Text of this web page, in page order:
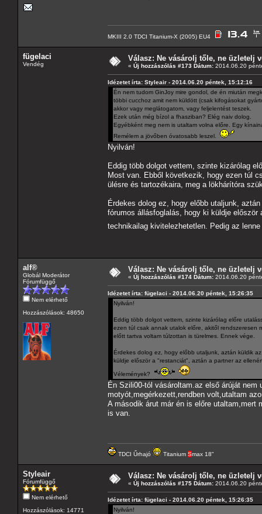
MKIII 2.0 TDCI Titanium-X (2005) EU4
fügelaci
Vendég
Válasz: Ne vásárolj tőle, ne üzletelj
« Új hozzászólás #173 Dátum: 2014.06.20
Idézetet írta: Styleair - 2014.06.20 péntek, 15:12:16
Én nem tudom GinJoy mire gondol, de én miután
többi cucchoz amit nem küldött (csak kifogásokat
akkor vagy meglátogatom, vagy feljelentést teszek.
Ezek után még bízol a fhasziban? Elég naiv dolog.
Egyébként meg nem is utaltam volna előre. Egy
Remélem a jövőben óvatosabb leszel.
Nyilván!
Eddig több dolgot vettem, szinte kizárólag
Most van. Ebből következik, hogy ezen túl
ülésre és tartozékaira, meg a lökhárítóra
Érdekes dolog ez, hogy előbb utaljunk,
fórumos állásfoglalás, hogy ki küldje
technikailag kivitelezhetetlen. Pedig az
alf®
Globál Moderátor
Fórumfüggő
Nem elérhető
Hozzászólások: 48650
Válasz: Ne vásárolj tőle, ne üzletelj
« Új hozzászólás #174 Dátum: 2014.06.20
Idézetet írta: fügelaci - 2014.06.20 péntek, 15:26:35
Nyilván!
Eddig több dolgot vettem, szinte kizárólag előre
ezen túl csak annak utalok előre, akitől rendszeresen
előtt tartva voltam túlzottan is türelmes. Ennek vége.
Érdekes dolog ez, hogy előbb utaljunk, aztán küldik
küldje először a "restanciát", aztán a partner az
Vélemények?
Én Szili00-tól vásároltam.az első árúját
motyót,megérkezett,rendben volt,utaltam
A második árut már én is előre utaltam,mert
is van.
TDCI Űrhajó Titanium Smax 18"
Styleair
Fórumfüggő
Nem elérhető
Hozzászólások: 14771
Válasz: Ne vásárolj tőle, ne üzletelj
« Új hozzászólás #175 Dátum: 2014.06.20
Idézetet írta: fügelaci - 2014.06.20 péntek, 15:26:35
Nyilván!